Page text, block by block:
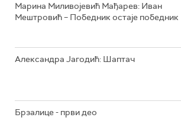
Марина Миливојевић Мађарев: Иван
Мештровић – Победник остаје победник
Александра Јагодић: Шаптач
Брзалице - први део